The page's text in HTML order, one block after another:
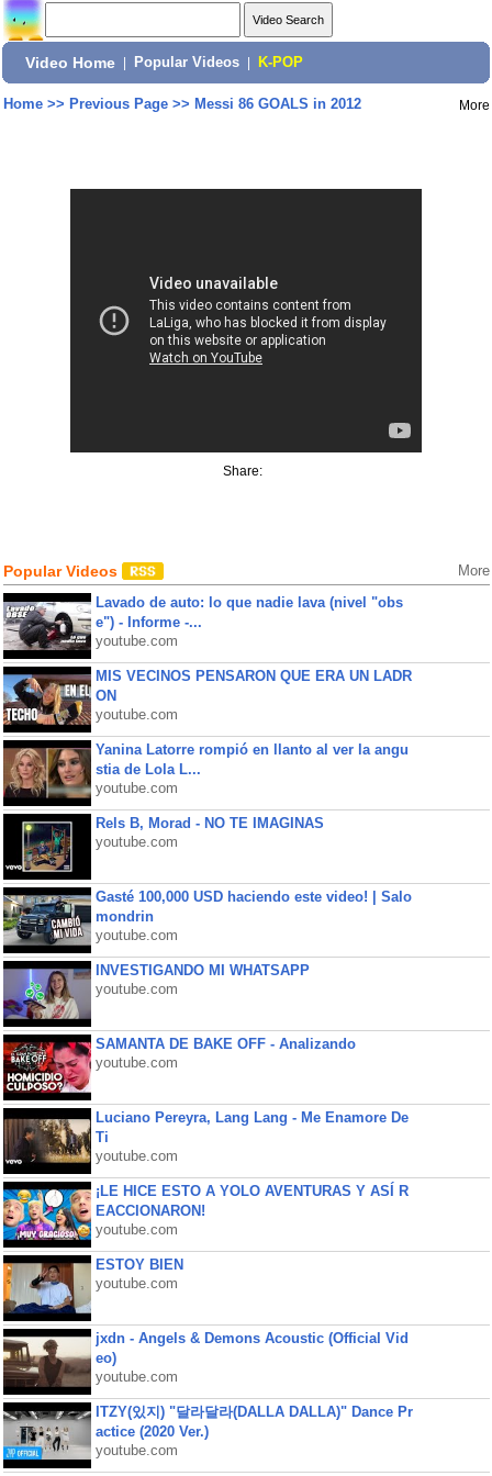
Video Home Popular Videos K-POP
Home>> Previous Page>> Messi 86 GOALS in 2012 More
Share:
Popular Videos More
Lavado de auto: lo que nadie lava (nivel "obs
e") - Informe -...
youtube.com
MIS VECINOS PENSARON QUE ERA UN LADR
ON
youtube.com
Yanina Latorre rompió en llanto al ver la angu
stia de Lola L...
youtube.com
Rels B, Morad - NO TE IMAGINAS
youtube.com
Gasté 100,000 USD haciendo este video! | Salo
mondrin
youtube.com
INVESTIGANDO MI WHATSAPP
youtube.com
SAMANTA DE BAKE OFF - Analizando
youtube.com
Luciano Pereyra, Lang Lang - Me Enamore De
Ti
youtube.com
¡LE HICE ESTO A YOLO AVENTURAS Y ASÍ R
EACCIONARON!
youtube.com
ESTOY BIEN
youtube.com
jxdn - Angels & Demons Acoustic (Official Vid
eo)
youtube.com
ITZY(있지) "달라달라(DALLA DALLA)" Dance Pr
actice (2020 Ver.)
youtube.com